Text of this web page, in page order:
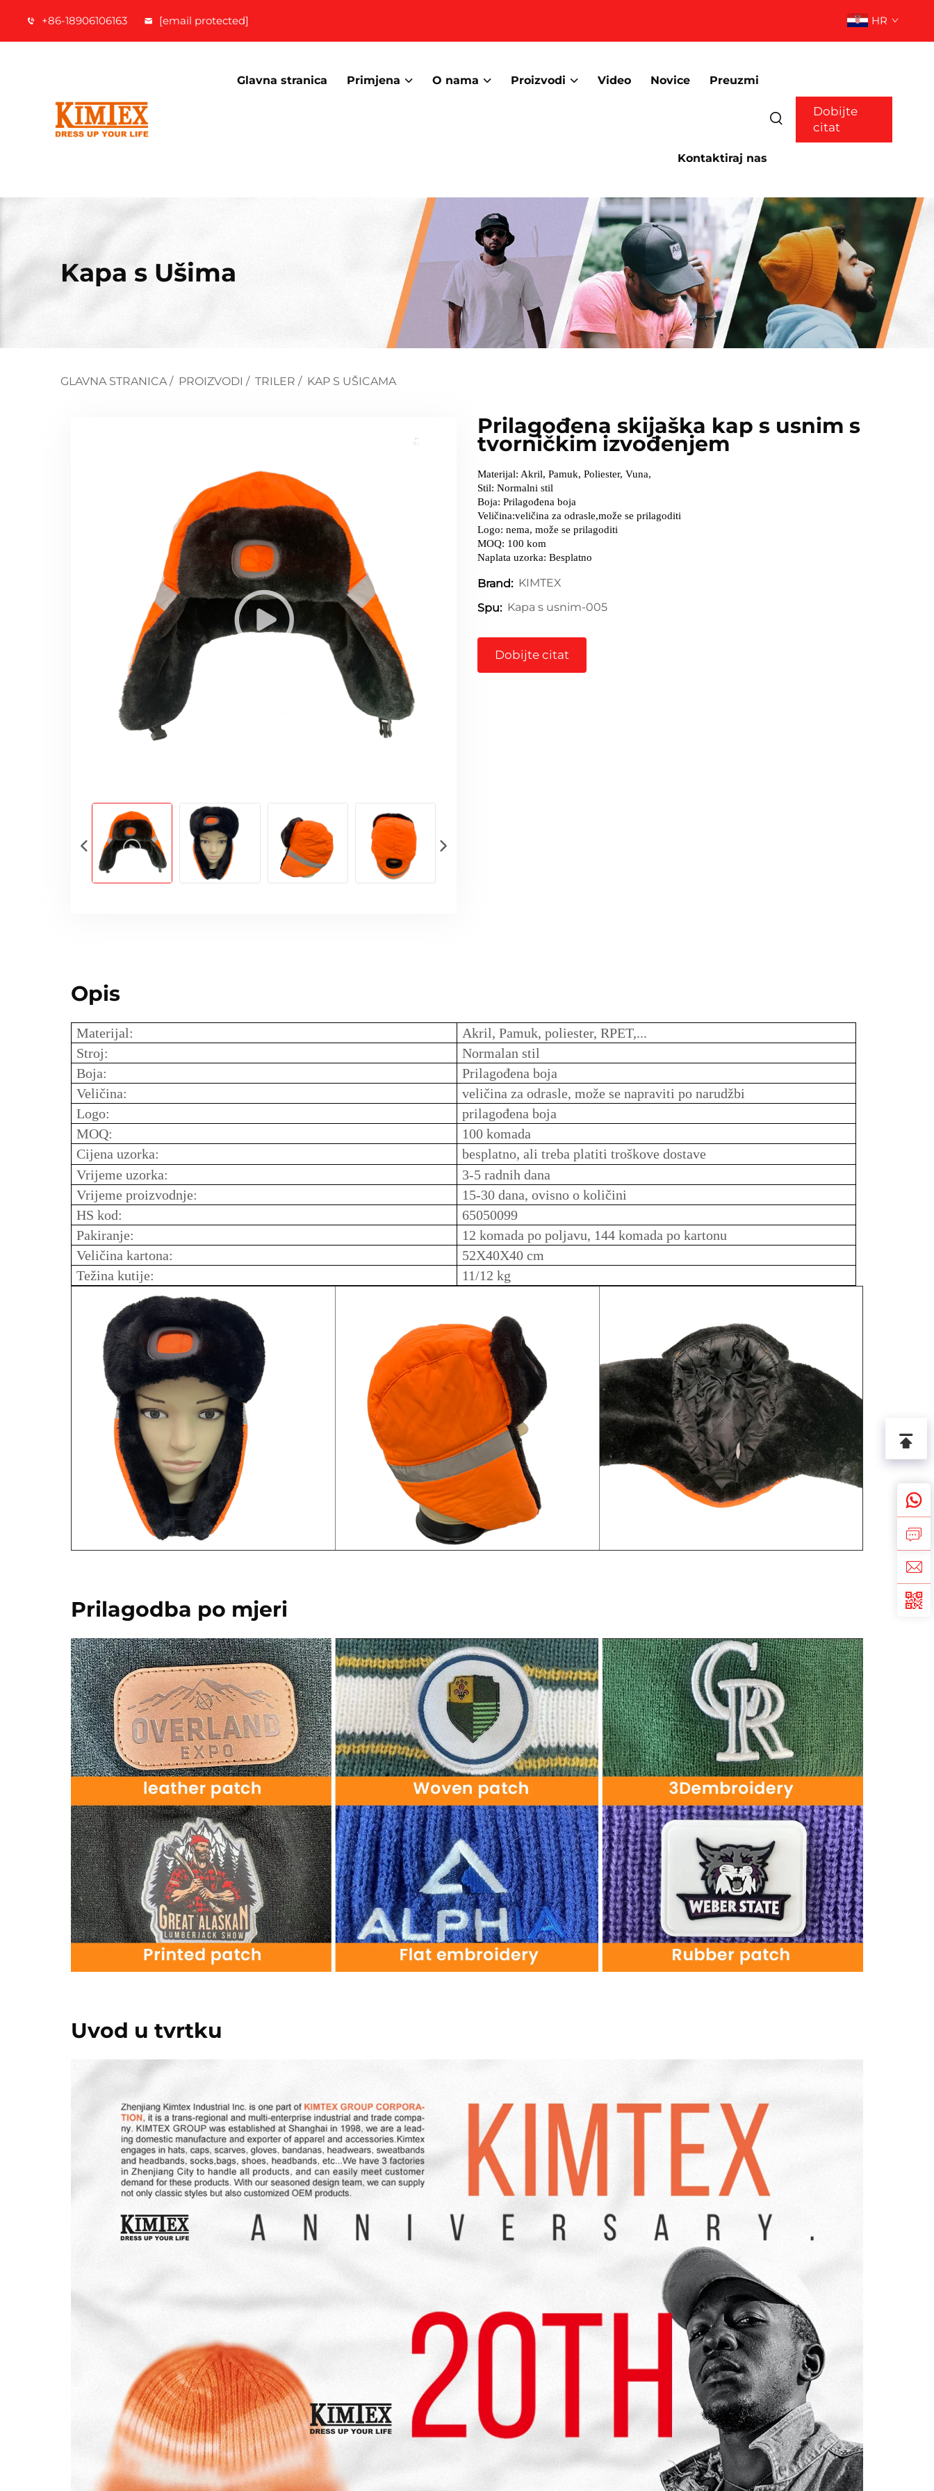
+86-18906106163 [email protected] HR
Glavna stranica Primjena O nama Proizvodi Video Novice Preuzmi
Kontaktiraj nas
Dobijte
citat
Kapa s Ušima
GLAVNA STRANICA / PROIZVODI / TRILER / KAP S UŠICAMA
Prilagođena skijaška kap s usnim s
tvorničkim izvođenjem
Materijal: Akril, Pamuk, Poliester, Vuna,
Stil: Normalni stil
Boja: Prilagođena boja
Veličina:veličina za odrasle,može se prilagoditi
Logo: nema, može se prilagoditi
MOQ: 100 kom
Naplata uzorka: Besplatno
Brand: KIMTEX
Spu: Kapa s usnim-005
Dobijte citat
Opis
Materijal:
Akril, Pamuk, poliester, RPET,...
Stroj:
Normalan stil
Boja:
Prilagođena boja
Veličina:
veličina za odrasle, može se napraviti po narudžbi
Logo:
prilagođena boja
MOQ:
100 komada
Cijena uzorka:
besplatno, ali treba platiti troškove dostave
Vrijeme uzorka:
3-5 radnih dana
Vrijeme proizvodnje:
15-30 dana, ovisno o količini
HS kod:
65050099
Pakiranje:
12 komada po poljavu, 144 komada po kartonu
Veličina kartona:
52X40X40 cm
Težina kutije:
11/12 kg
Prilagodba po mjeri
Uvod u tvrtku